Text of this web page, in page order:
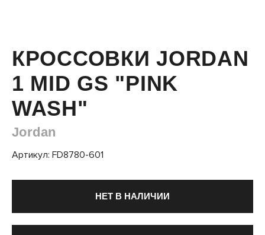
КРОССОВКИ JORDAN
1 MID GS "PINK
WASH"
Jordan
Артикул: FD8780-601
НЕТ В НАЛИЧИИ